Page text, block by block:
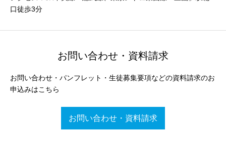
口徒歩3分
お問い合わせ・資料請求
お問い合わせ・パンフレット・生徒募集要項などの資料請求のお
申込みはこちら
お問い合わせ・資料請求